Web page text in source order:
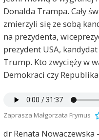
Donalda Trampa. Cały
zmierzyli się ze sobą
na prezydenta,
prezydent USA,
Trump. Kto zwycięży w
Demokraci czy
Zaprasza Małgorzata Frymus
dr Renata